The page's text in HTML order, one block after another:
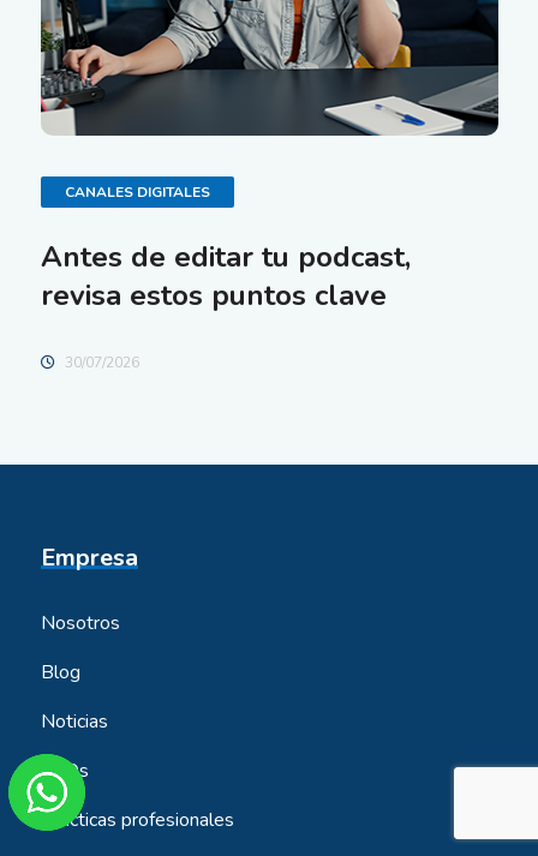
ESTRATEGIA DIGITAL
Cómo crear contenido multimedia
a través del Content
Nosotros
Blog
Noticias
FAQs